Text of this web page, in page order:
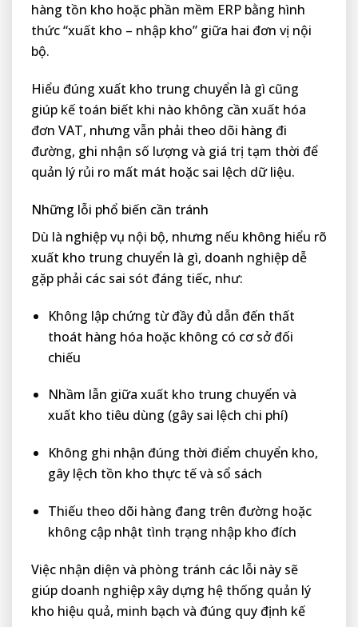
hàng tồn kho hoặc phần mềm ERP bằng hình
thức “xuất kho – nhập kho” giữa hai đơn vị nội
bộ.
Hiểu đúng xuất kho trung chuyển là gì cũng
giúp kế toán biết khi nào không cần xuất hóa
đơn VAT, nhưng vẫn phải theo dõi hàng đi
đường, ghi nhận số lượng và giá trị tạm thời để
quản lý rủi ro mất mát hoặc sai lệch dữ liệu.
Những lỗi phổ biến cần tránh
Dù là nghiệp vụ nội bộ, nhưng nếu không hiểu rõ
xuất kho trung chuyển là gì, doanh nghiệp dễ
gặp phải các sai sót đáng tiếc, như:
Không lập chứng từ đầy đủ dẫn đến thất
thoát hàng hóa hoặc không có cơ sở đối
chiếu
Nhầm lẫn giữa xuất kho trung chuyển và
xuất kho tiêu dùng (gây sai lệch chi phí)
Không ghi nhận đúng thời điểm chuyển kho,
gây lệch tồn kho thực tế và sổ sách
Thiếu theo dõi hàng đang trên đường hoặc
không cập nhật tình trạng nhập kho đích
Việc nhận diện và phòng tránh các lỗi này sẽ
giúp doanh nghiệp xây dựng hệ thống quản lý
kho hiệu quả, minh bạch và đúng quy định kế